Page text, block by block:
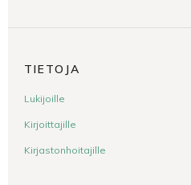
TIETOJA
Lukijoille
Kirjoittajille
Kirjastonhoitajille